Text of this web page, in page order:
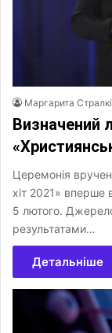
Маргарита
Визначений
Церемонія
хіт 2021» вперше
5 лютого.
результатами…
Детальніше